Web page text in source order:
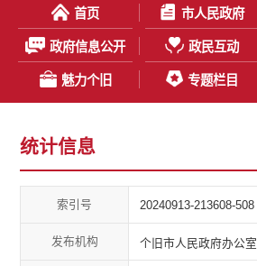
首页 市人民政府
政府信息公开 政民互动
魅力个旧 专题栏目
统计信息
索引号 20240913-213608-508
发布机构 个旧市人民政府办公室